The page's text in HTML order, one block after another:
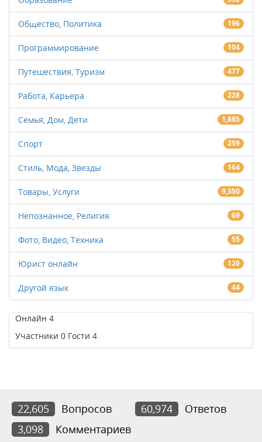
Общество, Политика 196
Программирование 104
Путешествия, Туризм 477
Работа, Карьера 228
Семья, Дом, Дети 1,885
Спорт 259
Стиль, Мода, Звезды 164
Товары, Услуги 9,350
Непознанное, Религия 69
Фото, Видео, Техника 55
Юрист онлайн 120
Другой язык 44
Онлайн 4
Участники 0 Гости 4
22,605 Вопросов 60,974
Ответов
3,098
Комментариев